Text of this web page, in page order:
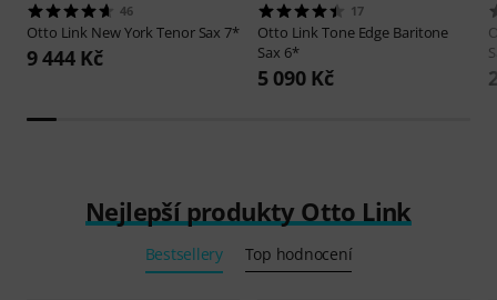
46
Otto Link New York Tenor Sax 7*
9 444 Kč
17
Otto LinkTone Edge Baritone
Sax 6*
5 090 Kč
Nejlepší produkty Otto Link
Bestsellery Top hodnocení